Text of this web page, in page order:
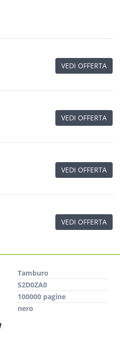
VEDI OFFERTA
VEDI OFFERTA
VEDI OFFERTA
VEDI OFFERTA
Tamburo
52D0ZA0
100000 pagine
nero